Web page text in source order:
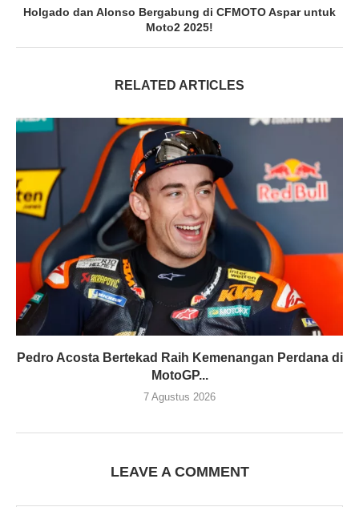
Holgado dan Alonso Bergabung di CFMOTO Aspar untuk
Moto2 2025!
RELATED ARTICLES
Pedro Acosta Bertekad Raih Kemenangan Perdana di
MotoGP...
7 Agustus 2026
LEAVE A COMMENT